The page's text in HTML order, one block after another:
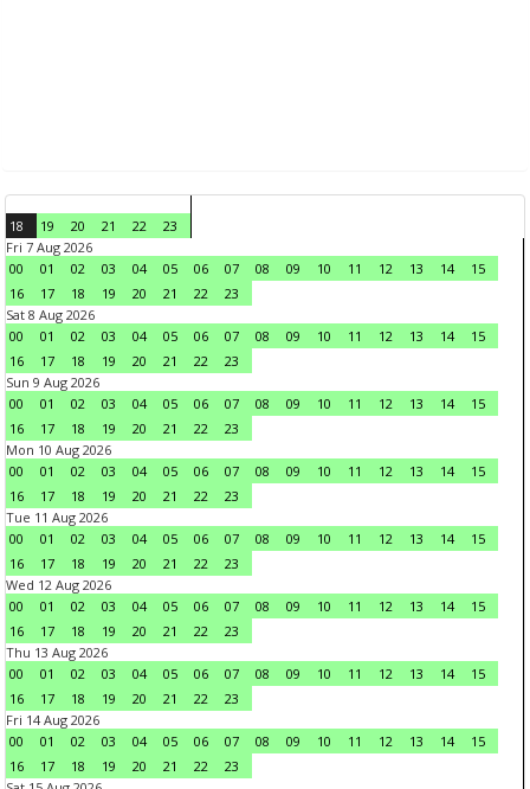
18 19 20 21 22
23
Fri 7 Aug 2026
00
01 02 03 04 05 06 07 08 09 10 11 12 13 14
15
16
17 18 19 20 21 22
23
Sat 8 Aug 2026
00
01 02 03 04 05 06 07 08 09 10 11 12 13 14
15
16
17 18 19 20 21 22
23
Sun 9 Aug 2026
00
01 02 03 04 05 06 07 08 09 10 11 12 13 14
15
16
17 18 19 20 21 22
23
Mon 10 Aug 2026
00
01 02 03 04 05 06 07 08 09 10 11 12 13 14
15
16
17 18 19 20 21 22
23
Tue 11 Aug 2026
00
01 02 03 04 05 06 07 08 09 10 11 12 13 14
15
16
17 18 19 20 21 22
23
Wed 12 Aug 2026
00
01 02 03 04 05 06 07 08 09 10 11 12 13 14
15
16
17 18 19 20 21 22
23
Thu 13 Aug 2026
00
01 02 03 04 05 06 07 08 09 10 11 12 13 14
15
16
17 18 19 20 21 22
23
Fri 14 Aug 2026
00
01 02 03 04 05 06 07 08 09 10 11 12 13 14
15
16
17 18 19 20 21 22
23